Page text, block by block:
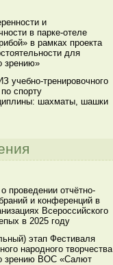
и
в парке-отеле
в рамках проекта
для
зрению»
учебно-тренировочного
спорту
шахматы, шашки
проведении отчётно-
и конференций в
Всероссийского
в 2025 году
этап Фестиваля
народного творчества
зрению ВОС «Салют